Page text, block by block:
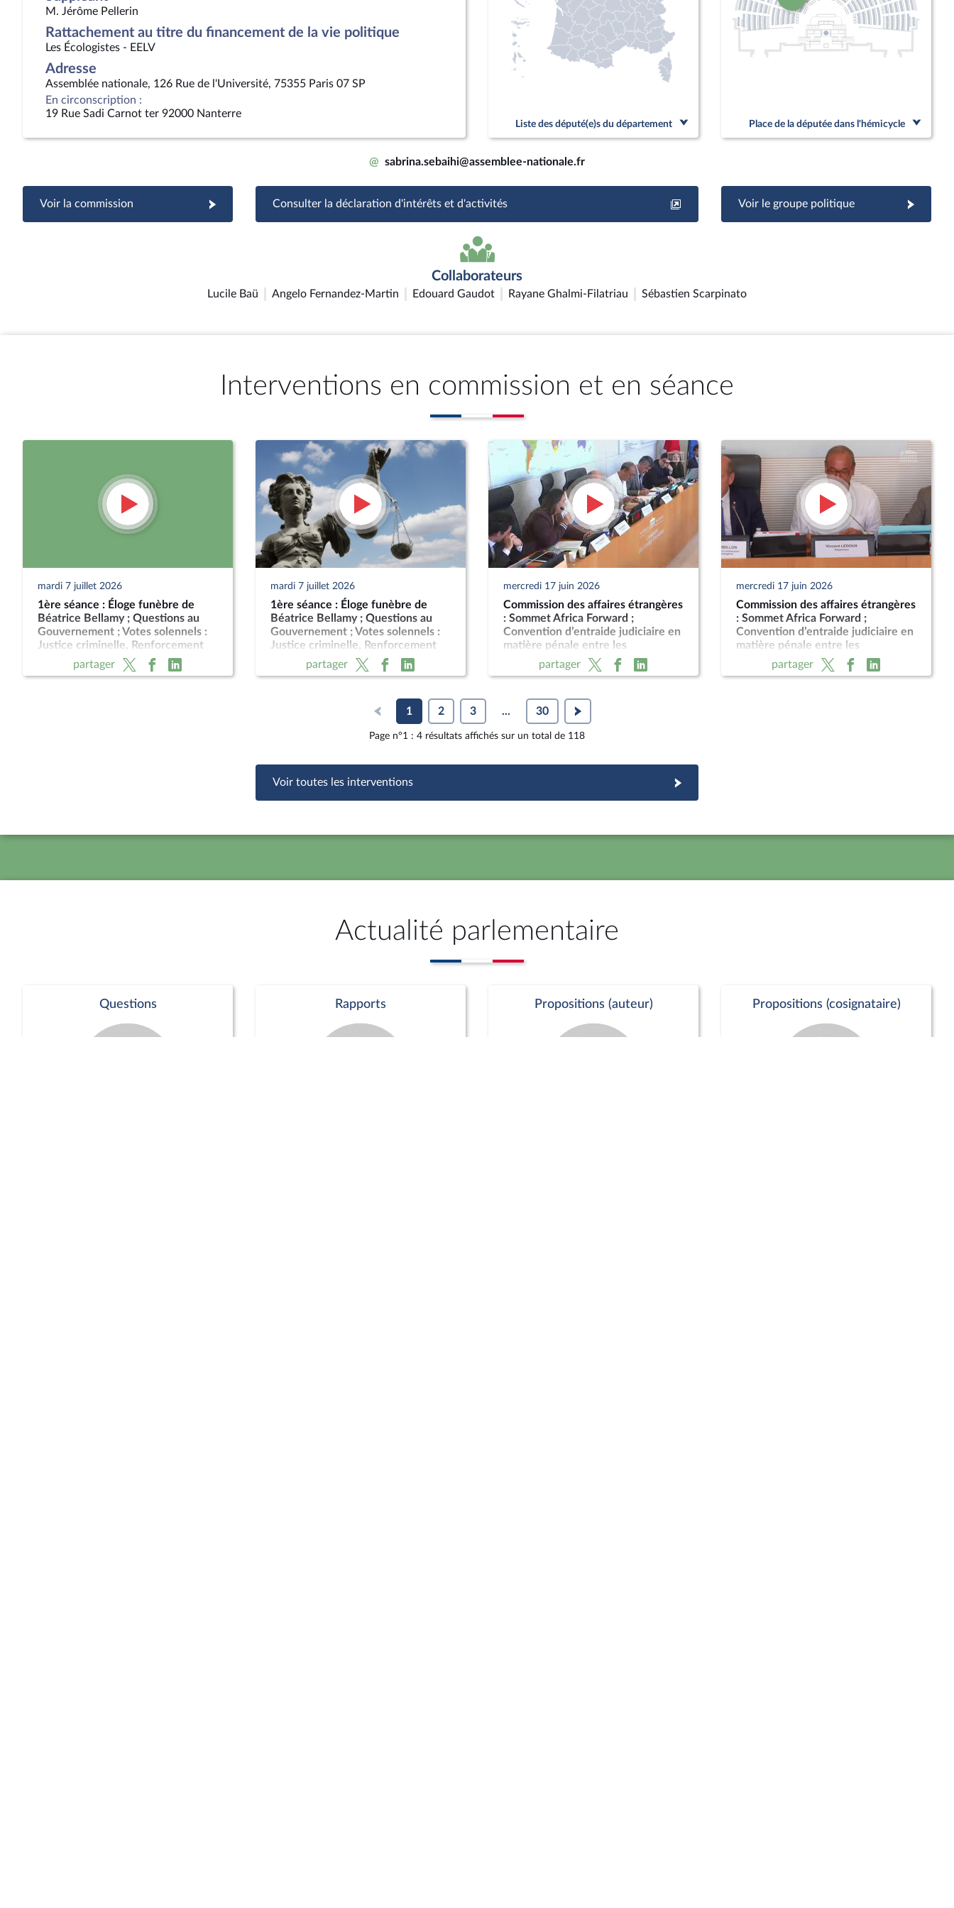
M. Jérôme Pellerin
Rattachement au titre du financement de la vie politique
Les Écologistes - EELV
Adresse
Assemblée nationale, 126 Rue de l'Université, 75355 Paris 07 SP
En circonscription :
19 Rue Sadi Carnot ter 92000 Nanterre
Liste des député(e)s du département Place de la députée dans l'hémicycle
@ sabrina.sebaihi@assemblee-nationale.fr
Voir la commission Consulter la déclaration d'intérêts et d'activités Voir le groupe politique
Collaborateurs
Lucile Baü Angelo Fernandez-Martin Edouard Gaudot Rayane Ghalmi-Filatriau Sébastien Scarpinato
Interventions en commission et en séance
mardi 7 juillet 2026
1ère séance : Éloge funèbre de
Béatrice Bellamy ; Questions au
Gouvernement ; Votes solennels :
Justice criminelle, Renforcement
des juridictions criminelles ;
Présomption de légitime défense
partager
mardi 7 juillet 2026
1ère séance : Éloge funèbre de
Béatrice Bellamy ; Questions au
Gouvernement ; Votes solennels :
Justice criminelle, Renforcement
des juridictions criminelles ;
Présomption de légitime défense
partager
mercredi 17 juin 2026
Commission des affaires étrangères
: Sommet Africa Forward ;
Convention d’entraide judiciaire en
matière pénale entre les
Gouvernements français et
surinamais
partager
mercredi 17 juin 2026
Commission des affaires étrangères
: Sommet Africa Forward ;
Convention d’entraide judiciaire en
matière pénale entre les
Gouvernements français et
surinamais
partager
1 2 3 ... 30
Page n°1 : 4 résultats affichés sur un total de 118
Voir toutes les interventions
Actualité parlementaire
Questions Rapports Propositions (auteur) Propositions (cosignataire)